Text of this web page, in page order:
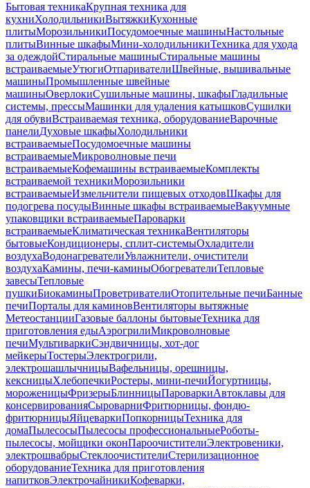
Бытовая техникаКрупная техника для
кухниХолодильникиВытяжкиКухонные
плитыМорозильникиПосудомоечные машиныНастольные
плитыВинные шкафыМини-холодильникиТехника для ухода
за одеждойСтиральные машиныСтиральные машины
встраиваемыеУтюгиОтпаривателиШвейные, вышивальные
машиныПромышленные швейные
машиныОверлокиСушильные машины, шкафыГладильные
системы, прессыМашинки для удаления катышковСушилки
для обувиВстраиваемая техника, оборудованиеВарочные
панелиДуховые шкафыХолодильники
встраиваемыеПосудомоечные машины
встраиваемыеМикроволновые печи
встраиваемыеКофемашины встраиваемыеКомплекты
встраиваемой техникиМорозильники
встраиваемыеИзмельчители пищевых отходовШкафы для
подогрева посудыВинные шкафы встраиваемыеВакуумные
упаковщики встраиваемыеПароварки
встраиваемыеКлиматическая техникаВентиляторы
бытовыеКондиционеры, сплит-системыОхладители
воздухаВодонагревателиУвлажнители, очистители
воздухаКамины, печи-каминыОбогревателиТепловые
завесыТепловые
пушкиБиокаминыПроветривателиОтопительные печиБанные
печиПорталы для каминовВентиляторы вытяжные
МетеостанцииГазовые баллоны бытовыеТехника для
приготовления едыАэрогрилиМикроволновые
печиМультиваркиСэндвичницы, хот-дог
мейкерыТостерыЭлектрогрили,
электрошашлычницыВафельницы, орешницы,
кексницыХлебопечкиРостеры, мини-печиЙогуртницы,
мороженицыФризерыБлинницыПароваркиАвтоклавы для
консервированияСыроварниФритюрницы, фондю-
фритюрницыЯйцеваркиПопкорницыТехника для
домаПылесосыПылесосы профессиональныеРоботы-
пылесосы, мойщики оконПароочистителиЭлектровеники,
электрошвабрыСтеклоочистителиСтерилизационное
оборудованиеТехника для приготовления
напитковЭлектрочайникиКофеварки,